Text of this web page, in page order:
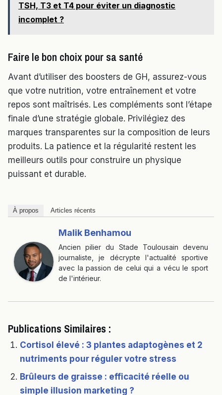
TSH, T3 et T4 pour éviter un diagnostic
incomplet ?
Faire le bon choix pour sa santé
Avant d’utiliser des boosters de GH, assurez-vous
que votre nutrition, votre entraînement et votre
repos sont maîtrisés. Les compléments sont l’étape
finale d’une stratégie globale. Privilégiez des
marques transparentes sur la composition de leurs
produits. La patience et la régularité restent les
meilleurs outils pour construire un physique
puissant et durable.
À propos Articles récents
Malik Benhamou
Ancien pilier du Stade Toulousain devenu
journaliste, je décrypte l'actualité sportive
avec la passion de celui qui a vécu le sport
de l'intérieur.
Publications Similaires :
Cortisol élevé : 3 plantes adaptogènes et 2
nutriments pour réguler votre stress
Brûleurs de graisse : efficacité réelle ou
simple illusion marketing ?